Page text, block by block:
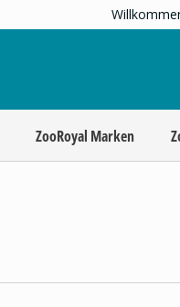
ZooRoyal Marken